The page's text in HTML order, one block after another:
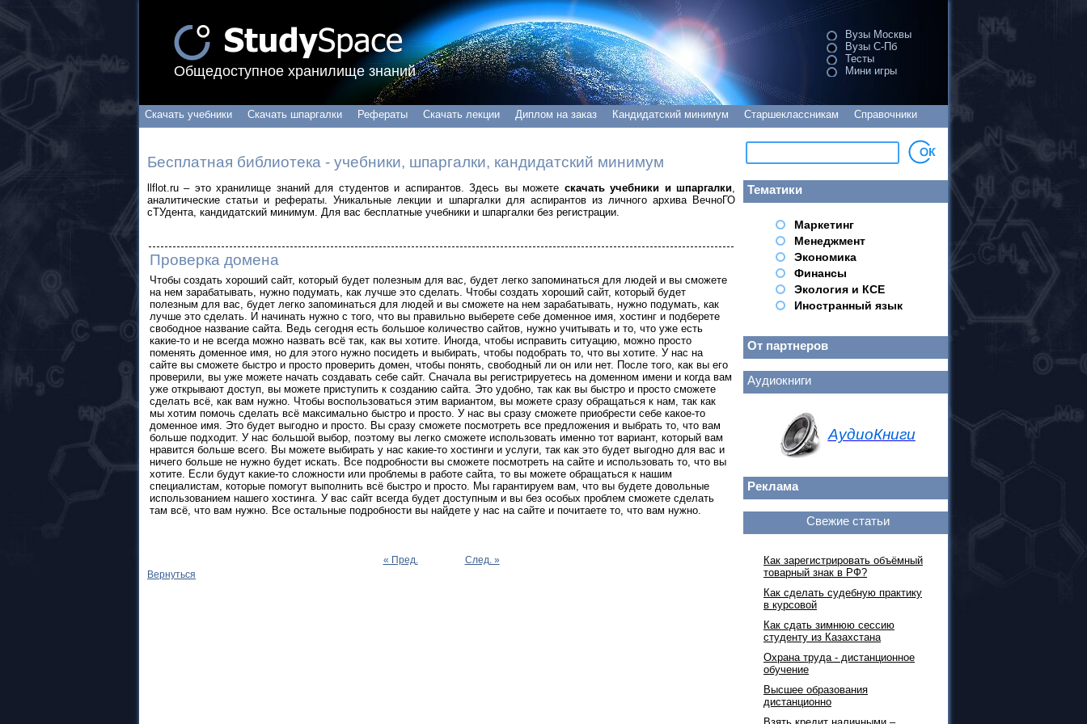
Общедоступное хранилище знаний
Вузы Москвы
Вузы С-Пб
Тесты
Мини игры
Скачать учебники Скачать шпаргалки Рефераты Скачать лекции Диплом на заказ Кандидатский минимум Старшеклассникам Справочники
Бесплатная библиотека - учебники, шпаргалки, кандидатский минимум
llflot.ru – это хранилище знаний для студентов и аспирантов. Здесь вы можете скачать учебники и шпаргалки
аналитические статьи и рефераты. Уникальные лекции и шпаргалки для аспирантов из личного архива ВечноГО
сТУдента, кандидатский минимум. Для вас бесплатные учебники и шпаргалки без регистрации.
Проверка домена
Чтобы создать хороший сайт, который будет полезным для вас, будет легко запоминаться для людей и вы сможете
на нем зарабатывать, нужно подумать, как лучше это сделать. Чтобы создать хороший сайт, который будет
полезным для вас, будет легко запоминаться для людей и вы сможете на нем зарабатывать, нужно подумать, как
лучше это сделать. И начинать нужно с того, что вы правильно выберете себе доменное имя, хостинг и подберете
свободное название сайта. Ведь сегодня есть большое количество сайтов, нужно учитывать и то, что уже есть
какие-то и не всегда можно назвать всё так, как вы хотите. Иногда, чтобы исправить ситуацию, можно просто
поменять доменное имя, но для этого нужно посидеть и выбирать, чтобы подобрать то, что вы хотите. У нас на
сайте вы сможете быстро и просто проверить домен, чтобы понять, свободный ли он или нет. После того, как вы его
проверили, вы уже можете начать создавать себе сайт. Сначала вы регистрируетесь на доменном имени и когда вам
уже открывают доступ, вы можете приступить к созданию сайта. Это удобно, так как вы быстро и просто сможете
сделать всё, как вам нужно. Чтобы воспользоваться этим вариантом, вы можете сразу обращаться к нам, так как
мы хотим помочь сделать всё максимально быстро и просто. У нас вы сразу сможете приобрести себе какое-то
доменное имя. Это будет выгодно и просто. Вы сразу сможете посмотреть все предложения и выбрать то, что вам
больше подходит. У нас большой выбор, поэтому вы легко сможете использовать именно тот вариант, который вам
нравится больше всего. Вы можете выбирать у нас какие-то хостинги и услуги, так как это будет выгодно для вас и
ничего больше не нужно будет искать. Все подробности вы сможете посмотреть на сайте и использовать то, что вы
хотите. Если будут какие-то сложности или проблемы в работе сайта, то вы можете обращаться к нашим
специалистам, которые помогут выполнить всё быстро и просто. Мы гарантируем вам, что вы будете довольные
использованием нашего хостинга. У вас сайт всегда будет доступным и вы без особых проблем сможете сделать
там всё, что вам нужно. Все остальные подробности вы найдете у нас на сайте и почитаете то, что вам нужно.
« Пред.
След. »
Вернуться
Тематики
Маркетинг
Менеджмент
Экономика
Финансы
Экология и КСЕ
Иностранный язык
От партнеров
Аудиокниги
АудиоКниги
Реклама
Свежие статьи
Как зарегистрировать объёмный
товарный знак в РФ?
Как сделать судебную практику
в курсовой
Как сдать зимнюю сессию
студенту из Казахстана
Охрана труда - дистанционное
обучение
Высшее образования
дистанционно